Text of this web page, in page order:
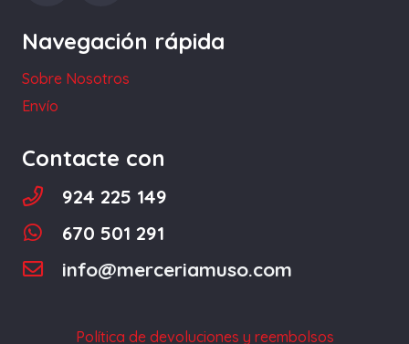
Navegación rápida
Sobre Nosotros
Envío
Contacte con
924 225 149
670 501 291
info@merceriamuso.com
Política de devoluciones y reembolsos